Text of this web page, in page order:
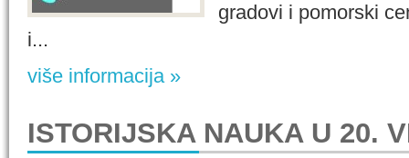
gradovi i pomorski
i...
više informacija »
ISTORIJSKA NAUKA U 20.